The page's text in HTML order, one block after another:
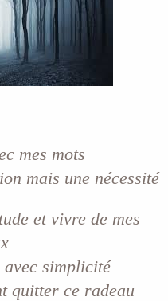
mes mots
mais une nécessité
et vivre de mes
avec simplicité
quitter ce radeau